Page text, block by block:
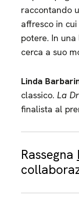
raccontando
affresco in
potere. In
cerca a suo
Linda
classico. La
finalista al
Rassegna